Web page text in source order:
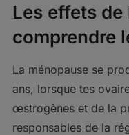
Les effets de
comprendre
La ménopause se
ans, lorsque tes
œstrogènes et de la
responsables de la